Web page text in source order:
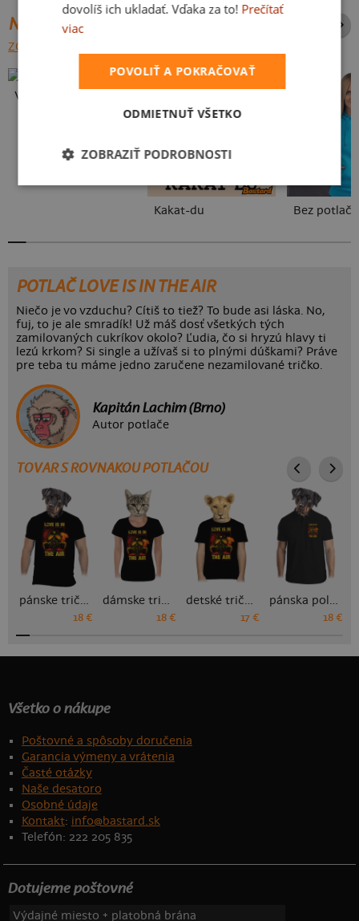
NAJPREDÁVANEJŠIE POTLAČE
ZOBRAZIŤ VŠETKY
Vlastná potlač
Kakat-du Bez potlače
POTLAČ LOVE IS IN THE AIR
Niečo je vo vzduchu? Cítiš to tiež? To bude asi láska. No,
fuj, to je ale smradík! Už máš dosť všetkých tých
zamilovaných cukríkov okolo? Ľudia, čo si hryzú hlavy ti
lezú krkom? Si single a užívaš si to plnými dúškami? Práve
pre teba tu máme jedno zaručene nezamilované tričko.
Kapitán Lachim (Brno)
Autor potlače
TOVAR S ROVNAKOU POTLAČOU
pánske tričko
18 €
dámske tričko
18 €
detské tričko
17 €
pánska polokošeľa
18 €
Všetko o nákupe
Poštovné a spôsoby doručenia
Garancia výmeny a vrátenia
Časté otázky
Naše desatoro
Osobné údaje
Kontakt: info@bastard.sk
Telefón: 222 205 835
Dotujeme poštovné
Výdajné miesto + platobná brána
dovolíš ich ukladať. Vďaka za to! Prečítať
viac
POVOLIŤ A POKRAČOVAŤ
ODMIETNUŤ VŠETKO
ZOBRAZIŤ PODROBNOSTI